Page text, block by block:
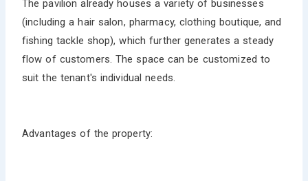
The pavilion already houses a variety of businesses
(including a hair salon, pharmacy, clothing boutique, and
fishing tackle shop), which further generates a steady
flow of customers. The space can be customized to
suit the tenant's individual needs.
Advantages of the property: